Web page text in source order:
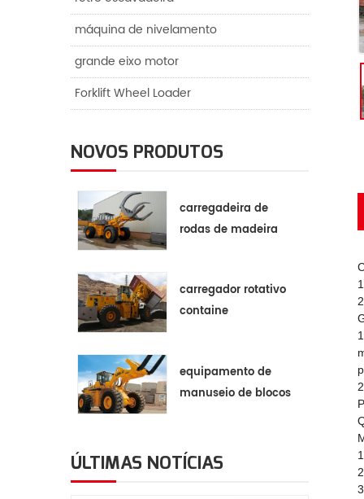
máquina de nivelamento
grande eixo motor
Forklift Wheel Loader
NOVOS PRODUTOS
carregadeira de
rodas de madeira
carregador rotativo
containe
equipamento de
manuseio de blocos
ÚLTIMAS NOTÍCIAS